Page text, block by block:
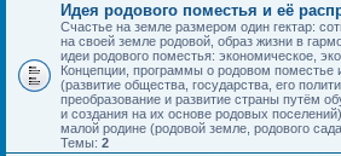
Идея родового поместья и её
Счастье на земле размером один гектар:
на своей земле родовой, образ жизни в
идеи родового поместья: экономическое,
Концепции, программы о родовом поместье
(развитие общества, государства, его
преобразование и развитие страны путём
и создания на их основе родовых
малой родине (родовой земле, родового
Темы: 2